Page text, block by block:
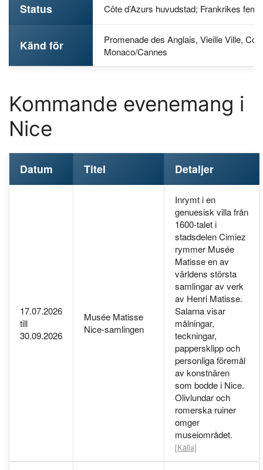
Status Côte d’Azurs huvudstad; Frankrikes
Känd för
Promenade des Anglais, Vieille Ville,
Monaco/Cannes
Kommande evenemang i
Nice
Datum Titel Detaljer
17.07.2026
till
30.09.2026
Musée Matisse
Nice-samlingen
Inrymt i en
genuesisk villa från
1600-talet i
stadsdelen Cimiez
rymmer Musée
Matisse en av
världens största
samlingar av verk
av Henri Matisse.
Salarna visar
målningar,
teckningar,
pappersklipp och
personliga föremål
av konstnären
som bodde i Nice.
Olivlundar och
romerska ruiner
omger
museiområdet.
[Källa]